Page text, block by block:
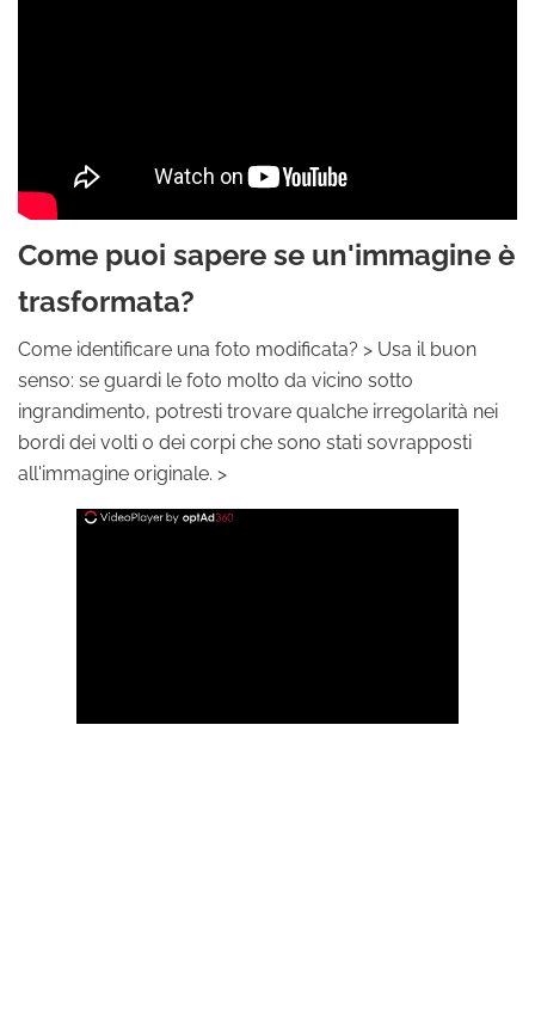
Come puoi sapere se un'immagine è
trasformata?
Come identificare una foto modificata? > Usa il buon
senso: se guardi le foto molto da vicino sotto
ingrandimento, potresti trovare qualche irregolarità nei
bordi dei volti o dei corpi che sono stati sovrapposti
all'immagine originale. >